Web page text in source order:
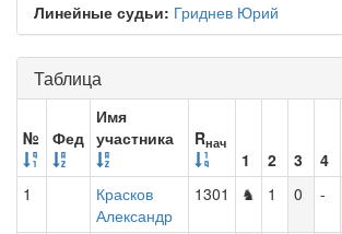
Линейные судьи: Гриднев Юрий
Таблица
№ Фед
Имя
участника
Rнач
1 2 3 4
1
Красков
Александр
1301 ♞ 1 0 -